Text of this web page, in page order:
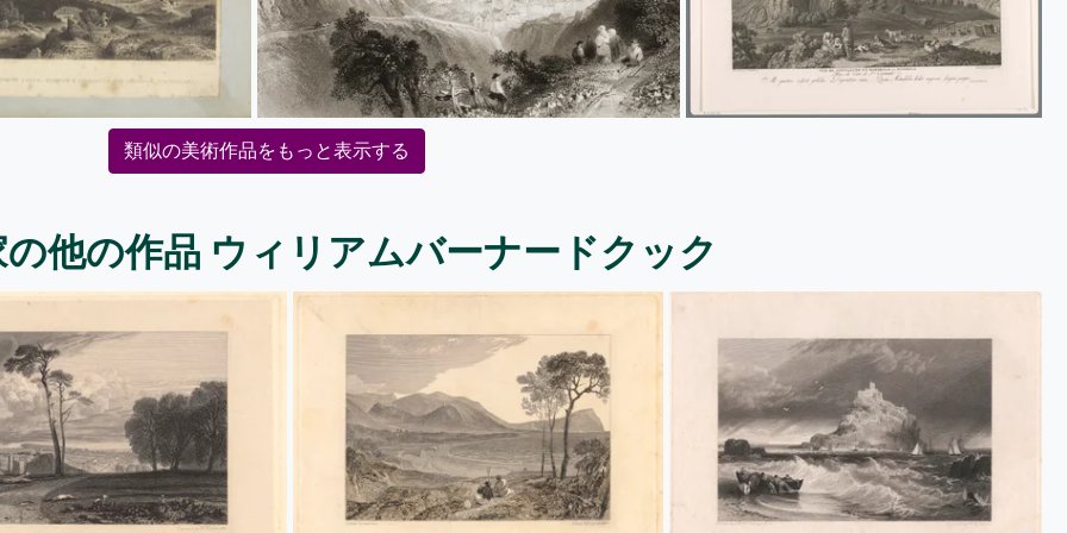
類似の美術作品をもっと表示する
他の作品 ウィリアムバーナードクック